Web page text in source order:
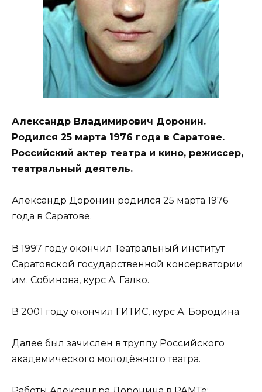
Александр Владимирович Доронин.
Родился 25 марта 1976 года в Саратове.
Российский актер театра и кино, режиссер,
театральный деятель.
Александр Доронин родился 25 марта 1976
года в Саратове.
В 1997 году окончил Театральный институт
Саратовской государственной консерватории
им. Собинова, курс А. Галко.
В 2001 году окончил ГИТИС, курс А. Бородина.
Далее был зачислен в труппу Российского
академического молодёжного театра.